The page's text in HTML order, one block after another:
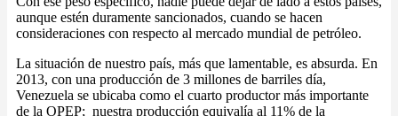
aunque estén duramente sancionados, cuando se hacen
consideraciones con respecto al mercado mundial de petróleo.
La situación de nuestro país, más que lamentable, es absurda. En
2013, con una producción de 3 millones de barriles día,
Venezuela se ubicaba como el cuarto productor más importante
de la OPEP; nuestra producción equivalía al 11% de la